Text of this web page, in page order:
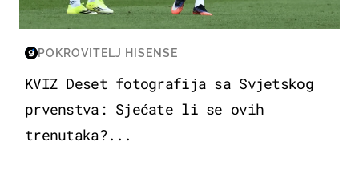
POKROVITELJ HISENSE
KVIZ Deset fotografija sa Svjetskog
prvenstva: Sjećate li se ovih
trenutaka?...